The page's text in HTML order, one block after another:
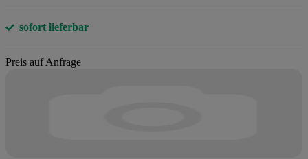
sofort lieferbar
Preis auf Anfrage